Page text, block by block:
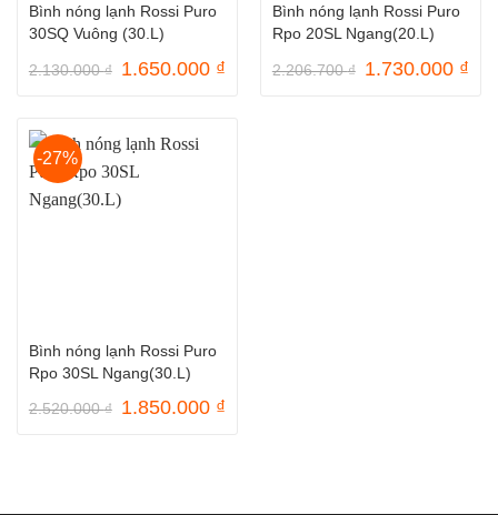
Bình nóng lạnh Rossi Puro
30SQ Vuông (30.L)
2.130.000₫ Giá
1.650.000 ₫Giá
Bình nóng lạnh Rossi Puro
Rpo 20SL Ngang(20.L)
2.206.700₫ Giá
1.730.000 ₫Giá
-27%
Bình nóng lạnh Rossi Puro
Rpo 30SL Ngang(30.L)
2.520.000₫ Giá
1.850.000 ₫Giá